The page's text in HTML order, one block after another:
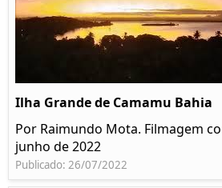
Ilha Grande de Camamu Bahia
Por Raimundo Mota. Filmagem
junho de 2022
Publicado: 26/07/2022